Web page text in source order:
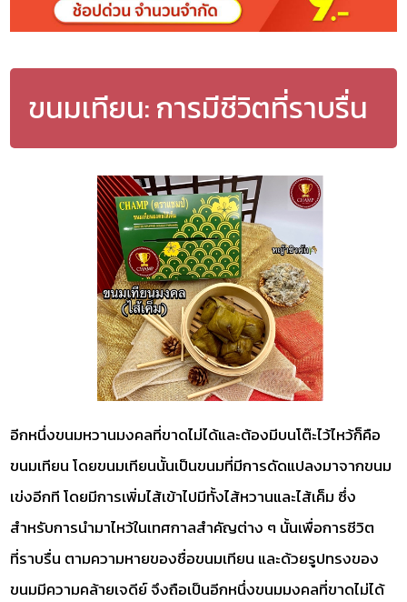
ขนมเทียน: การมีชีวิตที่ราบรื่น
อีกหนึ่งขนมหวานมงคลที่ขาดไม่ได้และต้องมีบนโต๊ะไว้ไหว้ก็คือ
ขนมเทียน โดยขนมเทียนนั้นเป็นขนมที่มีการดัดแปลงมาจากขนม
เข่งอีกที โดยมีการเพิ่มไส้เข้าไปมีทั้งไส้หวานและไส้เค็ม ซึ่ง
สำหรับการนำมาไหว้ในเทศกาลสำคัญต่าง ๆ นั้นเพื่อการชีวิต
ที่ราบรื่น ตามความหายของชื่อขนมเทียน และด้วยรูปทรงของ
ขนมมีความคล้ายเจดีย์ จึงถือเป็นอีกหนึ่งขนมมงคลที่ขาดไม่ได้